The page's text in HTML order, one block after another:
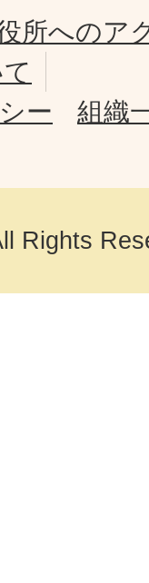
所へのア
ー
組織
Rights